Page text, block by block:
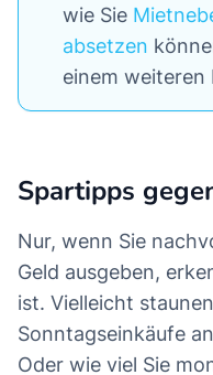
wie Sie
absetzen
einem weiteren
Spartipps
Nur, wenn Sie
Geld ausgeben,
ist. Vielleicht
Sonntagseinkäufe
Oder wie viel Sie